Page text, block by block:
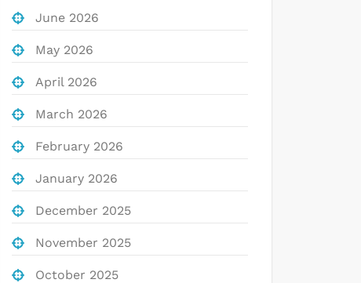
June 2026
May 2026
April 2026
March 2026
February 2026
January 2026
December 2025
November 2025
October 2025